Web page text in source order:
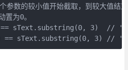
数的较小值开始截取，到较大值结束
为0。
sText.substring(0, 3)  //